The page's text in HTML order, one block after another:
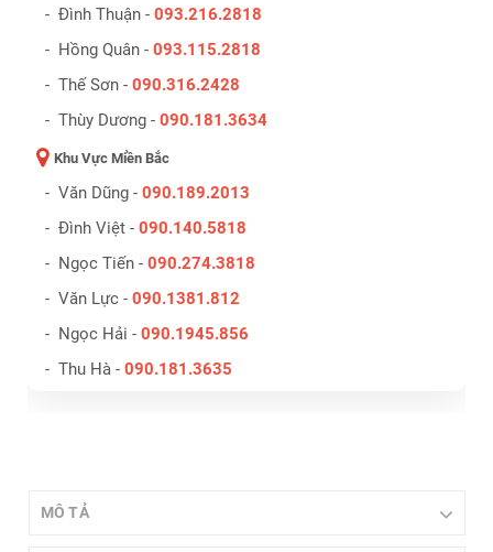
- Đình Thuận - 093.216.2818
- Hồng Quân - 093.115.2818
- Thế Sơn - 090.316.2428
- Thùy Dương - 090.181.3634
Khu Vực Miền Bắc
- Văn Dũng - 090.189.2013
- Đình Việt - 090.140.5818
- Ngọc Tiến - 090.274.3818
- Văn Lực - 090.1381.812
- Ngọc Hải - 090.1945.856
- Thu Hà - 090.181.3635
MÔ TẢ